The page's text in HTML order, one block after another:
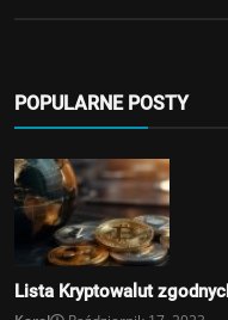
POPULARNE POSTY
Lista Kryptowalut